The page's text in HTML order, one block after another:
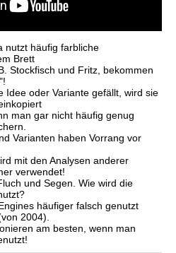
nutzt häufig farbliche
Brett
Stockfisch und Fritz, bekommen
Idee oder Variante gefällt, wird sie
man gar nicht häufig genug
Varianten haben Vorrang vor
mit den Analysen anderer
verwendet!
und Segen. Wie wird die
häufiger falsch genutzt
2004).
am besten, wenn man